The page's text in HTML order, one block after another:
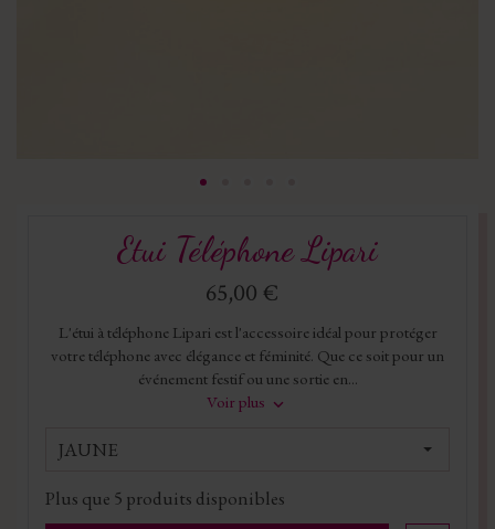
Etui Téléphone Lipari
65,00 €
L'étui à téléphone Lipari est l'accessoire idéal pour protéger
votre téléphone avec élégance et féminité. Que ce soit pour un
événement festif ou une sortie en...
Voir plus
JAUNE
Plus que 5 produits disponibles